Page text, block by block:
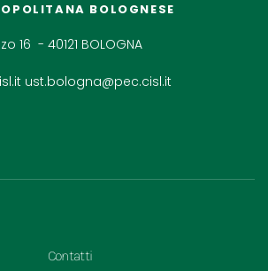
BOLOGNESE
16 - 40121 BOLOGNA
ust.bologna@pec.cisl.it
Contatti